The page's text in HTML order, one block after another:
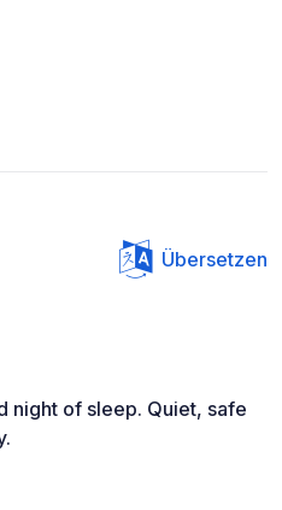
Übersetzen
night of sleep. Quiet, safe